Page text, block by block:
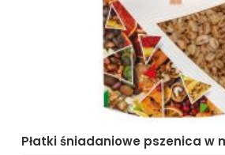
Płatki śniadaniowe pszenica w